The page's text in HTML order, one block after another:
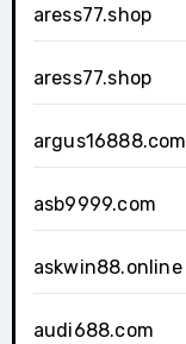
aress77.shop
aress77.shop
argus16888.com
asb9999.com
askwin88.online
audi688.com